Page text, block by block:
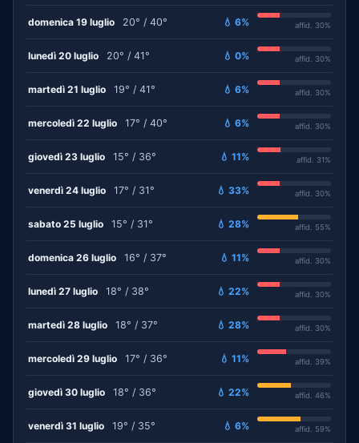
domenica 19 luglio 20° / 40° 💧 6% affid. 30%
lunedì 20 luglio 20° / 41° 💧 0% affid. 30%
martedì 21 luglio 19° / 41° 💧 6% affid. 30%
mercoledì 22 luglio 17° / 40° 💧 6% affid. 30%
giovedì 23 luglio 15° / 36° 💧 11% affid. 31%
venerdì 24 luglio 17° / 31° 💧 33% affid. 30%
sabato 25 luglio 15° / 31° 💧 28% affid. 55%
domenica 26 luglio 16° / 37° 💧 11% affid. 30%
lunedì 27 luglio 18° / 38° 💧 22% affid. 30%
martedì 28 luglio 18° / 37° 💧 28% affid. 30%
mercoledì 29 luglio 17° / 36° 💧 11% affid. 39%
giovedì 30 luglio 18° / 36° 💧 22% affid. 46%
venerdì 31 luglio 19° / 35° 💧 6% affid. 59%